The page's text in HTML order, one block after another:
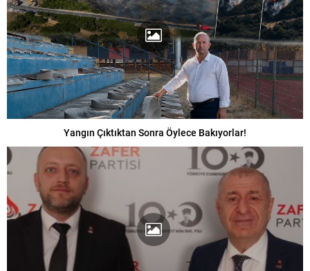
Yangın Çıktıktan Sonra Öylece Bakıyorlar!